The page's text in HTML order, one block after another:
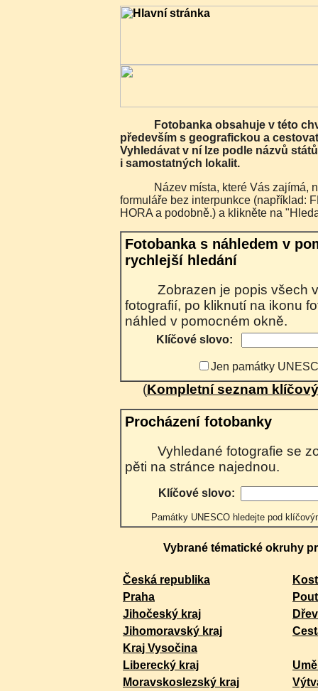
Fotobanka obsahuje v této chvíli 7482 fotografií
především s geografickou a
Vyhledávat v ní lze podle názvů
i samostatných lokalit.
Název místa, které Vás zajímá, napište do vyhledávacího
formuláře bez interpunkce (například:
HORA a podobně.) a klikněte na
Fotobanka s náhledem v
rychlejší hledání
Zobrazen je popis všech vyhledaných
fotografií, po kliknutí na ikonu
náhled v pomocném okně.
Klíčové slovo:
Jen památky
(Kompletní seznam
Procházení fotobanky
Vyhledané fotografie se zobrazují postupně po
pěti na stránce najednou.
Klíčové slovo:
Památky UNESCO hledejte pod
Vybrané tématické okruhy
Česká republika
Praha
Jihočeský kraj
Jihomoravský kraj
Kraj Vysočina
Liberecký kraj
Moravskoslezský kraj